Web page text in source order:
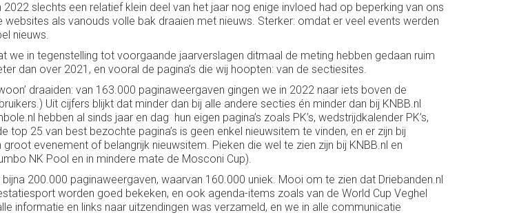
slechts een relatief klein deel van het jaar nog enige invloed had op beperking van ons
als vanouds volle bak draaien met nieuws. Sterker: omdat er veel events werden
nieuws.
we in tegenstelling tot voorgaande jaarverslagen ditmaal de meting hebben gedaan ruim
dan over 2021, en vooral de pagina’s die wij hoopten: van de sectiesites.
draaiden: van 163.000 paginaweergaven gingen we in 2022 naar iets boven de
Uit cijfers blijkt dat minder dan bij alle andere secties én minder dan bij KNBB.nl
hebben al sinds jaar en dag hun eigen pagina’s zoals PK’s, wedstrijdkalender PK’s,
25 van best bezochte pagina’s is geen enkel nieuwsitem te vinden, en er zijn bij
evenement of belangrijk nieuwsitem. Pieken die wel te zien zijn bij KNBB.nl en
NK Pool en in mindere mate de Mosconi Cup).
200.000 paginaweergaven, waarvan 160.000 uniek. Mooi om te zien dat Driebanden.nl
worden goed bekeken, en ook agenda-items zoals van de World Cup Veghel
en links naar uitzendingen was verzameld, en we in alle communicatie